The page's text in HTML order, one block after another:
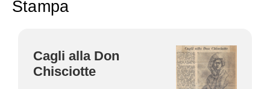
Stampa
Cagli alla Don
Chisciotte